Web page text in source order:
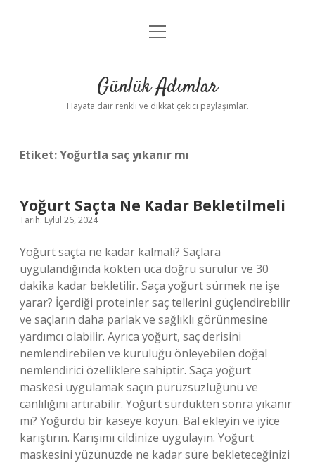
Anasayfa
Yasal Uyarı
menüyü
Günlük Adımlar
Hayata dair renkli ve dikkat çekici paylaşımlar.
Etiket:Yoğurtla saç yıkanır mı
Yoğurt Saçta Ne Kadar Bekletilmeli
Tarih: Eylül 26, 2024
Yoğurt saçta ne kadar kalmalı? Saçlara
uygulandığında kökten uca doğru sürülür ve 30
dakika kadar bekletilir. Saça yoğurt sürmek ne işe
yarar? İçerdiği proteinler saç tellerini güçlendirebilir
ve saçların daha parlak ve sağlıklı görünmesine
yardımcı olabilir. Ayrıca yoğurt, saç derisini
nemlendirebilen ve kuruluğu önleyebilen doğal
nemlendirici özelliklere sahiptir. Saça yoğurt
maskesi uygulamak saçın pürüzsüzlüğünü ve
canlılığını artırabilir. Yoğurt sürdükten sonra yıkanır
mı? Yoğurdu bir kaseye koyun. Bal ekleyin ve iyice
karıştırın. Karışımı cildinize uygulayın. Yoğurt
maskesini yüzünüzde ne kadar süre bekleteceğinizi